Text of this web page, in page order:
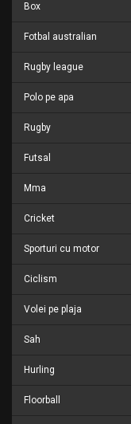
Box
Fotbal australian
Rugby league
Polo pe apa
Rugby
Futsal
Mma
Cricket
Sporturi cu motor
Ciclism
Volei pe plaja
Sah
Hurling
Floorball